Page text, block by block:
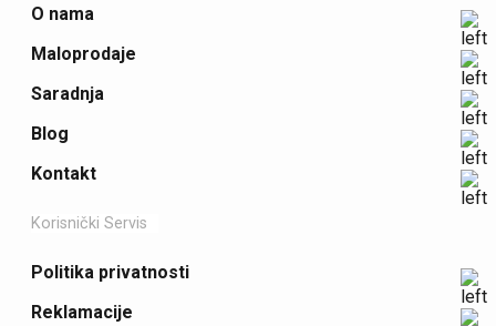
O nama
Maloprodaje
Saradnja
Blog
Kontakt
Korisnički Servis
Politika privatnosti
Reklamacije